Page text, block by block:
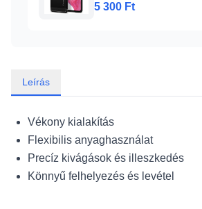
5 300 Ft
Leírás
Vékony kialakítás
Flexibilis anyaghasználat
Precíz kivágások és illeszkedés
Könnyű felhelyezés és levétel